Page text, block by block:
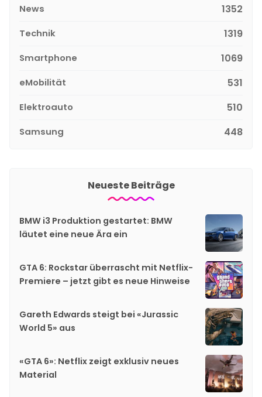
News 1352
Technik 1319
Smartphone 1069
eMobilität 531
Elektroauto 510
Samsung 448
Neueste Beiträge
BMW i3 Produktion gestartet: BMW
läutet eine neue Ära ein
GTA 6: Rockstar überrascht mit Netflix-
Premiere – jetzt gibt es neue Hinweise
Gareth Edwards steigt bei «Jurassic
World 5» aus
«GTA 6»: Netflix zeigt exklusiv neues
Material